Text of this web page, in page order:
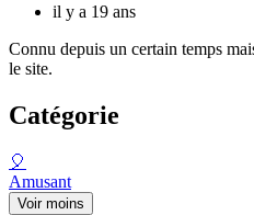
il y a 19 ans
Connu depuis un certain temps
le site.
Catégorie
🎈
Amusant
Voir moins